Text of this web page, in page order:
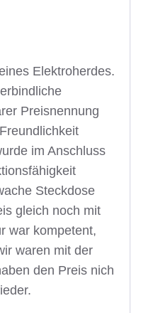
Elektroherdes.
Preisnennung
im Anschluss
Steckdose
gleich noch mit
war kompetent,
waren mit der
den Preis nich